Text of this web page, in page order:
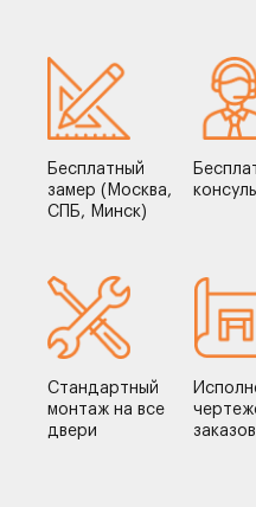
Бесплатный
замер (Москва,
СПБ, Минск)
Стандартный
монтаж на все
двери
заказов